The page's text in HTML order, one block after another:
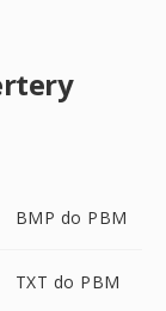
BMP do PBM
TXT do PBM